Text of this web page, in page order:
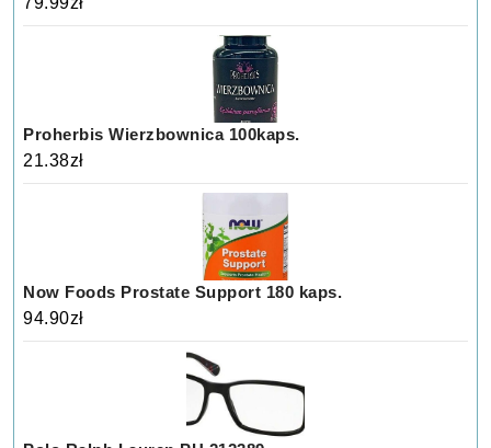
Proherbis Wierzbownica 100kaps.
21.38zł
Now Foods Prostate Support 180 kaps.
94.90zł